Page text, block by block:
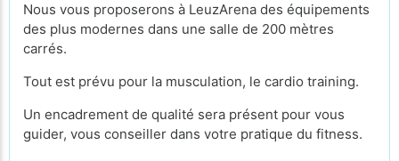
Nous vous proposerons à LeuzArena des équipements
des plus modernes dans une salle de 200 mètres
carrés.
Tout est prévu pour la musculation, le cardio training.
Un encadrement de qualité sera présent pour vous
guider, vous conseiller dans votre pratique du fitness.